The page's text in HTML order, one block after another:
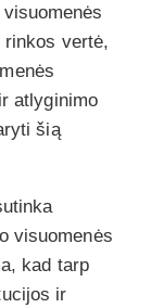
vertė,
atlyginimo
šią
visuomenės
kad tarp
ir